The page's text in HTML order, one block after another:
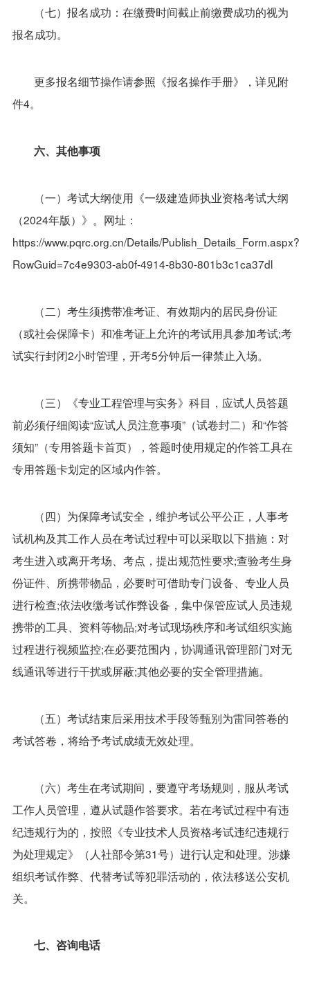
（七）报名成功：在缴费时间截止前缴费成功的视为
报名成功。
更多报名细节操作请参照《报名操作手册》，详见附
件4。
六、其他事项
（一）考试大纲使用《一级建造师执业资格考试大纲
（2024年版）》。网址：
https://www.pqrc.org.cn/Details/Publish_Details_Form.aspx?
RowGuid=7c4e9303-ab0f-4914-8b30-801b3c1ca37dl
（二）考生须携带准考证、有效期内的居民身份证
（或社会保障卡）和准考证上允许的考试用具参加考试;考
试实行封闭2小时管理，开考5分钟后一律禁止入场。
（三）《专业工程管理与实务》科目，应试人员答题
前必须仔细阅读“应试人员注意事项”（试卷封二）和“作答
须知”（专用答题卡首页），答题时使用规定的作答工具在
专用答题卡划定的区域内作答。
（四）为保障考试安全，维护考试公平公正，人事考
试机构及其工作人员在考试过程中可以采取以下措施：对
考生进入或离开考场、考点，提出规范性要求;查验考生身
份证件、所携带物品，必要时可借助专门设备、专业人员
进行检查;依法收缴考试作弊设备，集中保管应试人员违规
携带的工具、资料等物品;对考试现场秩序和考试组织实施
过程进行视频监控;在必要范围内，协调通讯管理部门对无
线通讯等进行干扰或屏蔽;其他必要的安全管理措施。
（五）考试结束后采用技术手段等甄别为雷同答卷的
考试答卷，将给予考试成绩无效处理。
（六）考生在考试期间，要遵守考场规则，服从考试
工作人员管理，遵从试题作答要求。若在考试过程中有违
纪违规行为的，按照《专业技术人员资格考试违纪违规行
为处理规定》（人社部令第31号）进行认定和处理。涉嫌
组织考试作弊、代替考试等犯罪活动的，依法移送公安机
关。
七、咨询电话